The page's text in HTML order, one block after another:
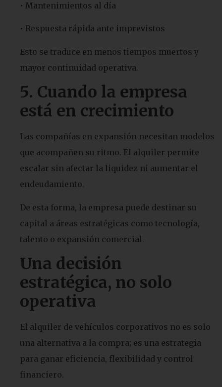
• Mantenimientos al día
• Respuesta rápida ante imprevistos
Esto se traduce en menos tiempos muertos y
mayor continuidad operativa.
5. Cuando la empresa
está en crecimiento
Las compañías en expansión necesitan modelos
que acompañen su ritmo. El alquiler permite
escalar sin afectar la liquidez ni aumentar el
endeudamiento.
De esta forma, la empresa puede destinar su
capital a áreas estratégicas como tecnología,
talento o expansión comercial.
Una decisión
estratégica, no solo
operativa
El alquiler de vehículos corporativos no es solo
una alternativa a la compra; es una estrategia
para ganar eficiencia, flexibilidad y control
financiero.